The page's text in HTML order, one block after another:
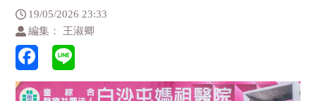
19/05/2026 23:33
編集： 王淑卿